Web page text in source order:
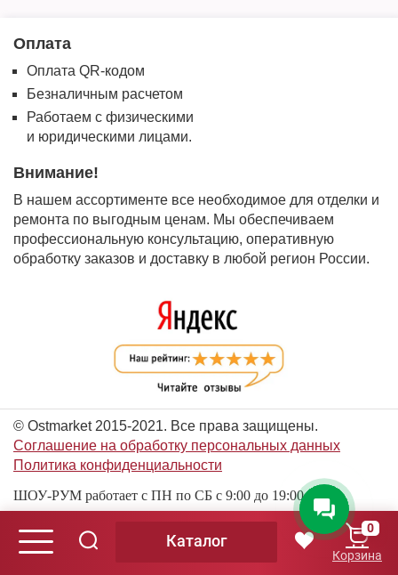
Оплата
Оплата QR-кодом
Безналичным расчетом
Работаем с физическими
и юридическими лицами.
Внимание!
В нашем ассортименте все необходимое для отделки и
ремонта по выгодным ценам. Мы обеспечиваем
профессиональную консультацию, оперативную
обработку заказов и доставку в любой регион России.
© Ostmarket 2015-2021. Все права защищены.
Соглашение на обработку персональных данных
Политика конфиденциальности
ШОУ-РУМ работает с ПН по СБ с 9:00 до 19:00
© Ostmarket 2015-2026. Все права защищены.
Каталог
0
Корзина